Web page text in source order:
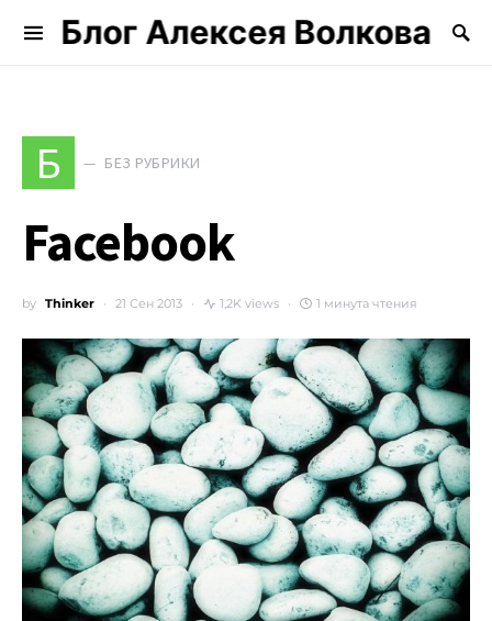
Блог Алексея Волкова
Search for:
Б БЕЗ РУБРИКИ
Facebook
by Thinker 21 Сен 2013 1,2K views 1 минута чтения